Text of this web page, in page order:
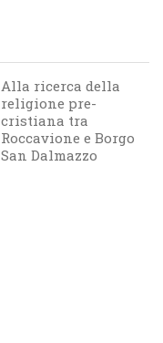
Alla ricerca della
religione pre-
cristiana tra
Roccavione e Borgo
San Dalmazzo